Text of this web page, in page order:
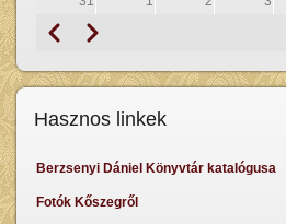
Oldalszámozás
Előző Következő
Hasznos linkek
Berzsenyi Dániel Könyvtár katalógusa
Fotók Kőszegről